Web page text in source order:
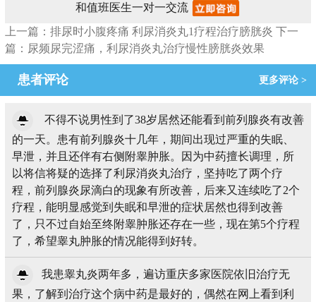
和值班医生一对一交流
上一篇：排尿时小腹疼痛 利尿消炎丸1疗程治疗膀胱炎 下一
篇：尿频尿完涩痛，利尿消炎丸治疗慢性膀胱炎效果
患者评论 更多评论 >
不得不说男性到了38岁居然还能看到前列腺炎有改善
的一天。患有前列腺炎十几年，期间出现过严重的失眠、
早泄，并且还伴有右侧附睾肿胀。因为中药擅长调理，所
以将信将疑的选择了利尿消炎丸治疗，坚持吃了两个疗
程，前列腺炎尿滴白的现象有所改善，后来又连续吃了2个
疗程，能明显感觉到失眠和早泄的症状居然也得到改善
了，只不过自始至终附睾肿胀还存在一些，现在第5个疗程
了，希望睾丸肿胀的情况能得到好转。
我患睾丸炎两年多，遍访重庆多家医院依旧治疗无
果，了解到治疗这个病中药是最好的，偶然在网上看到利